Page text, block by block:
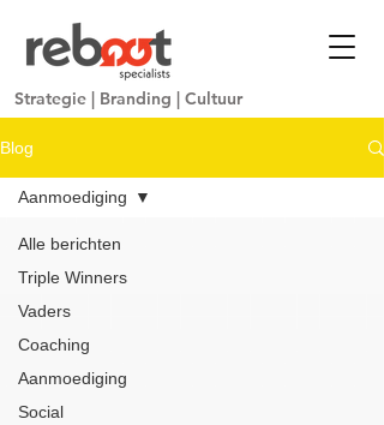
Strategie | Branding | Cultuur
Blog
Alle berichten
Triple Winners
Vaders
Coaching
Aanmoediging
Social
Aanmoediging